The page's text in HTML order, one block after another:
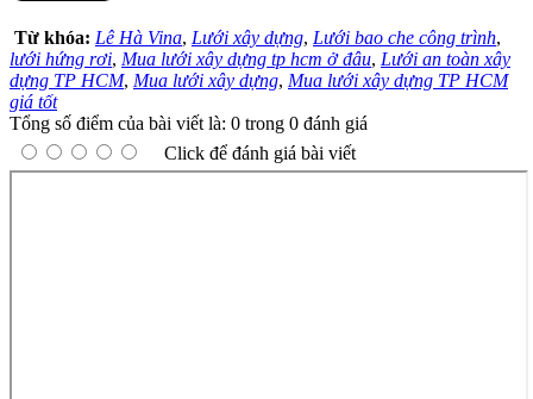
Từ khóa: Lê Hà Vina, Lưới xây dựng, Lưới bao che công trình,
lưới hứng rơi, Mua lưới xây dựng tp hcm ở đâu, Lưới an toàn xây
dựng TP HCM, Mua lưới xây dựng, Mua lưới xây dựng TP HCM
giá tốt
Tổng số điểm của bài viết là: 0 trong 0 đánh giá
Click để đánh giá bài viết